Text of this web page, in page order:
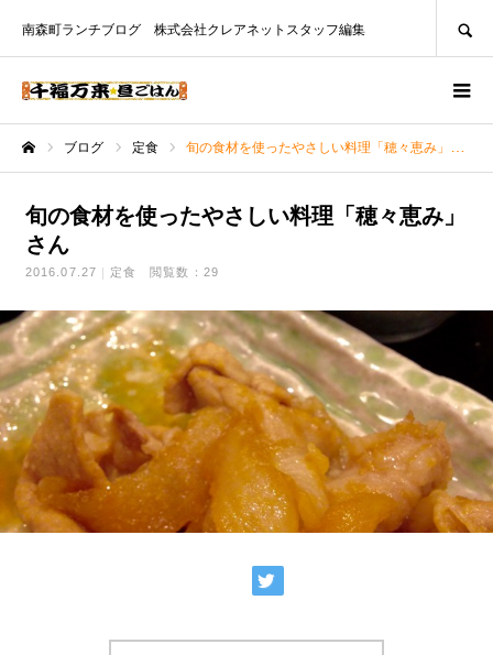
南森町ランチブログ 株式会社クレアネットスタッフ編集
ブログ 定食 旬の食材を使ったやさしい料理「穂々恵み」さん
旬の食材を使ったやさしい料理「穂々恵み」
さん
2016.07.27 定食 閲覧数：29